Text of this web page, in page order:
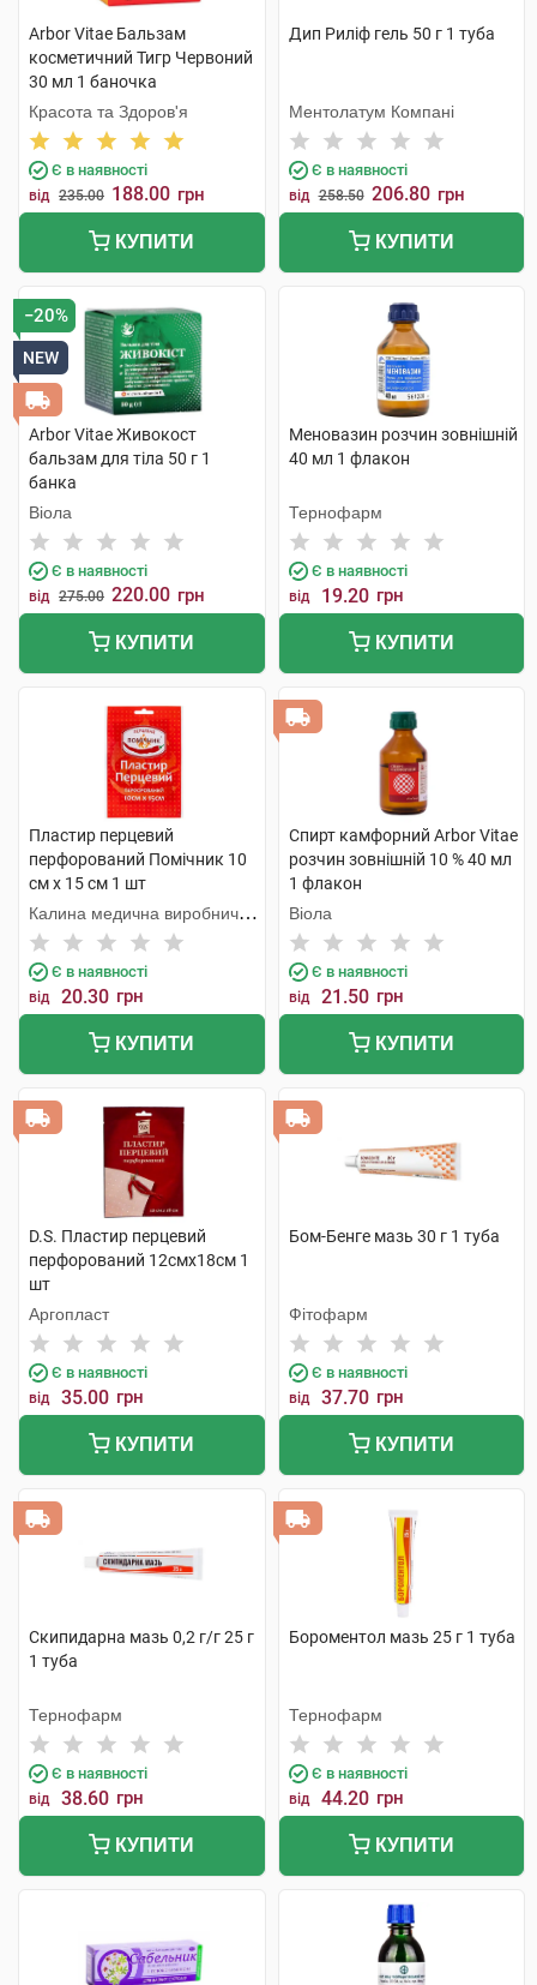
Arbor Vitae Бальзам
косметичний Тигр Червоний
30 мл 1 баночка
Красота та Здоров'я
Є в наявності
від 235.00 188.00 грн
КУПИТИ
Дип Риліф гель 50 г 1 туба
Ментолатум Компані
Є в наявності
від 258.50 206.80 грн
КУПИТИ
−20%
NEW
Arbor Vitae Живокост
бальзам для тіла 50 г 1
банка
Віола
Є в наявності
від 275.00 220.00 грн
КУПИТИ
Меновазин розчин зовнішній
40 мл 1 флакон
Тернофарм
Є в наявності
від 19.20 грн
КУПИТИ
Пластир перцевий
перфорований Помічник 10
см х 15 см 1 шт
Калина медична виробнича
компанія
Є в наявності
від 20.30 грн
КУПИТИ
Спирт камфорний Arbor Vitae
розчин зовнішній 10 % 40 мл
1 флакон
Віола
Є в наявності
від 21.50 грн
КУПИТИ
D.S. Пластир перцевий
перфорований 12смх18см 1
шт
Аргопласт
Є в наявності
від 35.00 грн
КУПИТИ
Бом-Бенге мазь 30 г 1 туба
Фітофарм
Є в наявності
від 37.70 грн
КУПИТИ
Скипидарна мазь 0,2 г/г 25 г
1 туба
Тернофарм
Є в наявності
від 38.60 грн
КУПИТИ
Бороментол мазь 25 г 1 туба
Тернофарм
Є в наявності
від 44.20 грн
КУПИТИ